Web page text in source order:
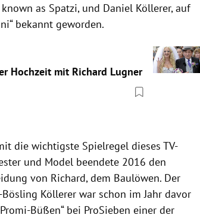
as Spatzi, und Daniel Köllerer, auf
bekannt geworden.
Hochzeit mit Richard Lugner
die wichtigste Spielregel dieses TV-
und Model beendete 2016 den
von Richard, dem Baulöwen. Der
Köllerer war schon im Jahr davor
Büßen“ bei ProSieben einer der